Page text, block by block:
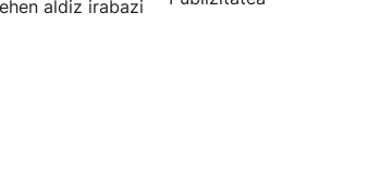
aldiz irabazi